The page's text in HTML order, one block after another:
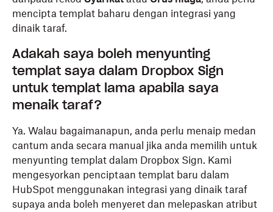
mencipta templat baharu dengan integrasi yang
dinaik taraf.
Adakah saya boleh menyunting
templat saya dalam Dropbox Sign
untuk templat lama apabila saya
menaik taraf?
Ya. Walau bagaimanapun, anda perlu menaip medan
cantum anda secara manual jika anda memilih untuk
menyunting templat dalam Dropbox Sign. Kami
mengesyorkan penciptaan templat baru dalam
HubSpot menggunakan integrasi yang dinaik taraf
supaya anda boleh menyeret dan melepaskan atribut